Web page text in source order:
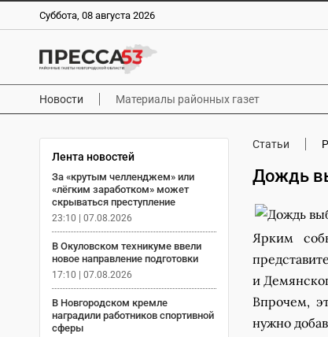
Суббота, 08 августа 2026
Новости Материалы районных газет
Лента новостей
За «крутым челленджем» или
«лёгким заработком» может
скрываться преступление
23:10 | 07.08.2026
В Окуловском техникуме ввели
новое направление подготовки
17:10 | 07.08.2026
В Новгородском кремле
наградили работников спортивной
сферы
Статьи
Дождь
Ярким
и
Впрочем,
нужно